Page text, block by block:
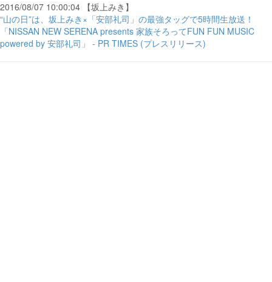
2016/08/07 10:00:04 【坂上みき】
“山の日”は、坂上みき×「安部礼司」の最強タッグで5時間生放送！
「NISSAN NEW SERENA presents 家族そろってFUN FUN MUSIC
powered by 安部礼司」 - PR TIMES (プレスリリース)